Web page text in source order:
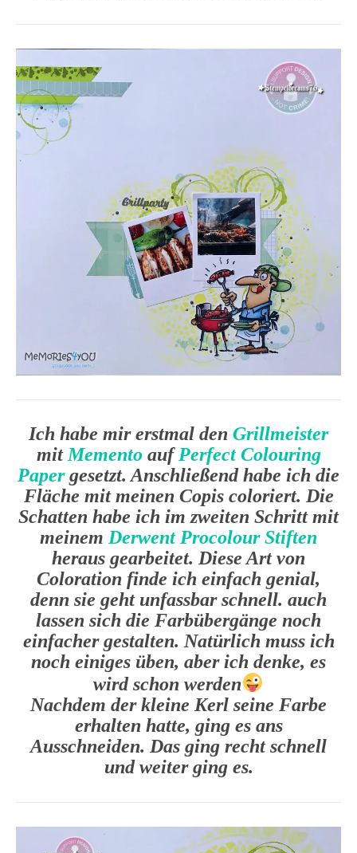
Ich habe mir erstmal den Grillmeister
mit Mementoauf Perfect Colouring
Papergesetzt. Anschließend habe ich die
Fläche mit meinen Copis coloriert. Die
Schatten habe ich im zweiten Schritt mit
meinem Derwent Procolour Stiften
heraus gearbeitet. Diese Art von
Coloration finde ich einfach genial,
denn sie geht unfassbar schnell. auch
lassen sich die Farbübergänge noch
einfacher gestalten. Natürlich muss ich
noch einiges üben, aber ich denke, es
wird schon werden
Nachdem der kleine Kerl seine Farbe
erhalten hatte, ging es ans
Ausschneiden. Das ging recht schnell
und weiter ging es.